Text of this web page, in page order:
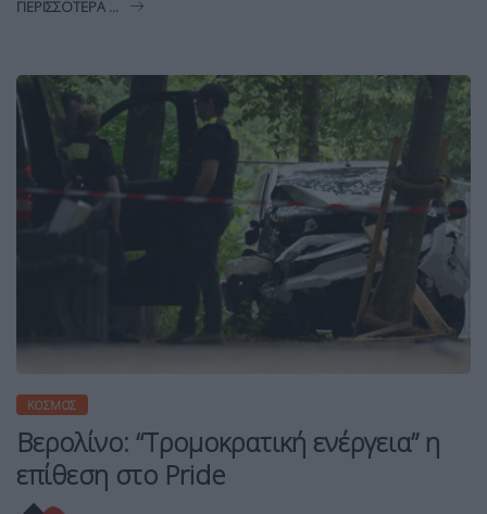
ΠΕΡΙΣΣΌΤΕΡΑ ...
ΚΌΣΜΟΣ
Βερολίνο: “Τρομοκρατική ενέργεια” η
επίθεση στο Pride